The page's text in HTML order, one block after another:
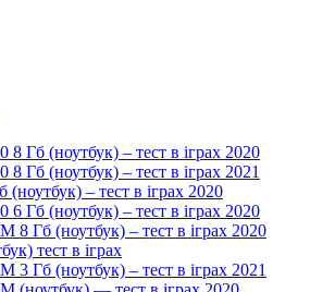
Гб (ноутбук) – тест в іграх 2020
Гб (ноутбук) – тест в іграх 2021
– тест в іграх 2020
Гб (ноутбук) – тест в іграх 2020
8 Гб (ноутбук) – тест в іграх 2020
тест в іграх
3 Гб (ноутбук) – тест в іграх 2021